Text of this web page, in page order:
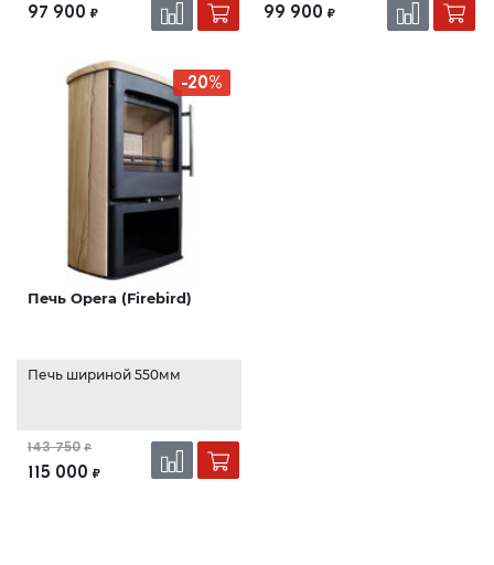
97 900 ₽ 99 900 ₽
-20%
Печь Opera (Firebird)
Печь шириной 550мм
143 750 ₽
115 000 ₽